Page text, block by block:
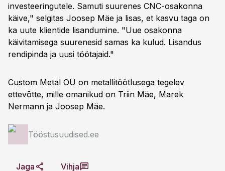
investeeringutele. Samuti suurenes CNC-osakonna
käive," selgitas Joosep Mäe ja lisas, et kasvu taga on
ka uute klientide lisandumine. "Uue osakonna
käivitamisega suurenesid samas ka kulud. Lisandus
rendipinda ja uusi töötajaid."
Custom Metal OÜ on metallitöötlusega tegelev
ettevõtte, mille omanikud on Triin Mäe, Marek
Nermann ja Joosep Mäe.
Tööstusuudised.ee
Jaga Vihja